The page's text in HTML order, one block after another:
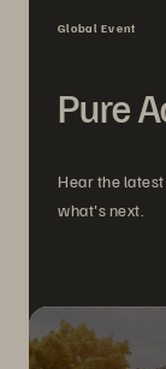
Global Event
Pure
Hear the
what's next.